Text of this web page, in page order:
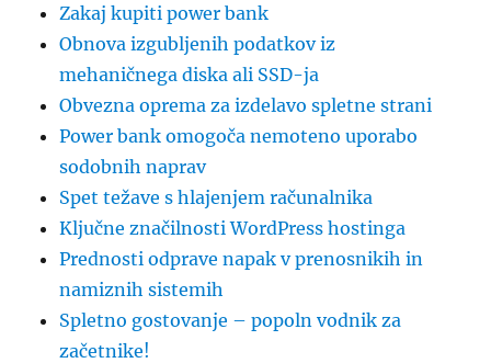
Zakaj kupiti power bank
Obnova izgubljenih podatkov iz
mehaničnega diska ali SSD-ja
Obvezna oprema za izdelavo spletne strani
Power bank omogoča nemoteno uporabo
sodobnih naprav
Spet težave s hlajenjem računalnika
Ključne značilnosti WordPress hostinga
Prednosti odprave napak v prenosnikih in
namiznih sistemih
Spletno gostovanje – popoln vodnik za
začetnike!